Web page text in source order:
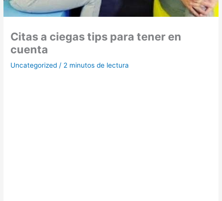
Citas a ciegas tips para tener en
cuenta
Uncategorized / 2 minutos de lectura